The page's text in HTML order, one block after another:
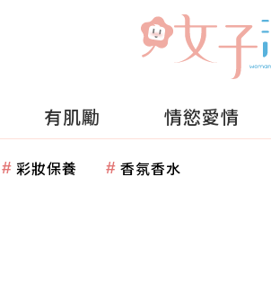
有肌勵 情慾愛情
彩妝保養 香氛香水